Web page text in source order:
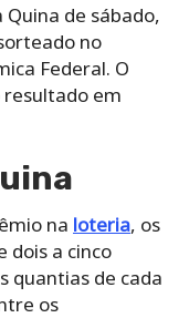
de sábado,
no
Federal. O
resultado em
na loteria, os
dois a cinco
quantias de cada
os